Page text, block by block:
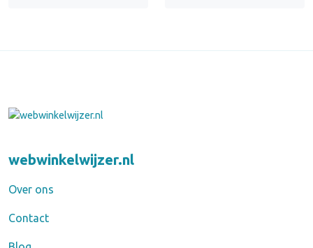
webwinkelwijzer.nl
Over ons
Contact